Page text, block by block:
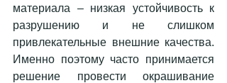
материала – низкая устойчивость к
разрушению и не слишком
привлекательные внешние качества.
Именно поэтому часто принимается
решение провести окрашивание